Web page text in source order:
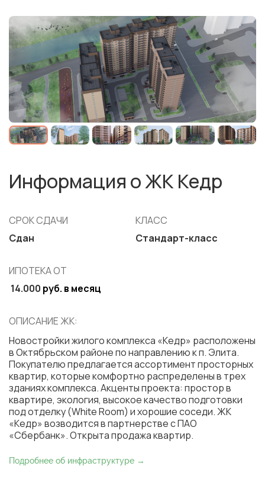
Информация о ЖК Кедр
СРОК СДАЧИ
Сдан
КЛАСС
Стандарт-класс
ИПОТЕКА ОТ
14.000 руб. в месяц
ОПИСАНИЕ ЖК:
Новостройки жилого комплекса «Кедр» расположены
в Октябрьском районе по направлению к п. Элита.
Покупателю предлагается ассортимент просторных
квартир, которые комфортно распределены в трех
зданиях комплекса. Акценты проекта: простор в
квартире, экология, высокое качество подготовки
под отделку (White Room) и хорошие соседи. ЖК
«Кедр» возводится в партнерстве с ПАО
«Сбербанк». Открыта продажа квартир.
Подробнее об инфраструктуре →